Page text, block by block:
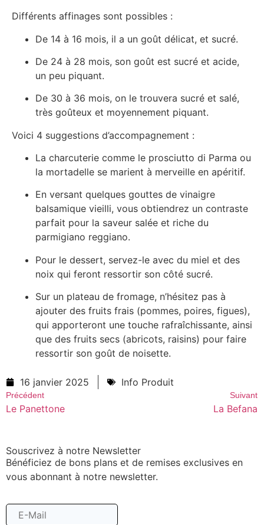
Différents affinages sont possibles :
De 14 à 16 mois, il a un goût délicat, et sucré.
De 24 à 28 mois, son goût est sucré et acide,
un peu piquant.
De 30 à 36 mois, on le trouvera sucré et salé,
très goûteux et moyennement piquant.
Voici 4 suggestions d’accompagnement :
La charcuterie comme le prosciutto di Parma ou
la mortadelle se marient à merveille en apéritif.
En versant quelques gouttes de vinaigre
balsamique vieilli, vous obtiendrez un contraste
parfait pour la saveur salée et riche du
parmigiano reggiano.
Pour le dessert, servez-le avec du miel et des
noix qui feront ressortir son côté sucré.
Sur un plateau de fromage, n’hésitez pas à
ajouter des fruits frais (pommes, poires, figues),
qui apporteront une touche rafraîchissante, ainsi
que des fruits secs (abricots, raisins) pour faire
ressortir son goût de noisette.
16 janvier 2025 Info Produit
Précédent
Le Panettone
Suivant
La Befana
Souscrivez à notre Newsletter
Bénéficiez de bons plans et de remises exclusives en
vous abonnant à notre newsletter.